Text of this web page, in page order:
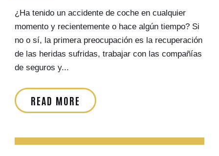
¿Ha tenido un accidente de coche en cualquier
momento y recientemente o hace algún tiempo? Si
no o sí, la primera preocupación es la recuperación
de las heridas sufridas, trabajar con las compañías
de seguros y...
READ MORE